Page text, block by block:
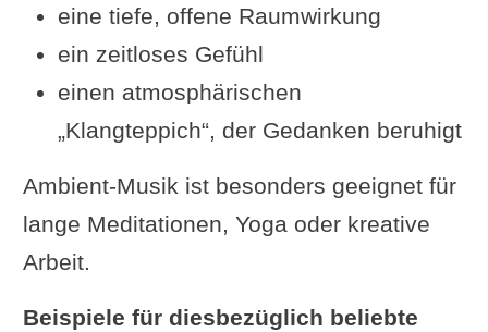
eine tiefe, offene Raumwirkung
ein zeitloses Gefühl
einen atmosphärischen
„Klangteppich“, der Gedanken beruhigt
Ambient-Musik ist besonders geeignet für
lange Meditationen, Yoga oder kreative
Arbeit.
Beispiele für diesbezüglich beliebte